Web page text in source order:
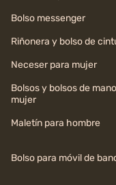
Bolso messenger
Riñonera y bolso de
Neceser para mujer
Bolsos y bolsos de
mujer
Maletín para hombre
Bolso para móvil de